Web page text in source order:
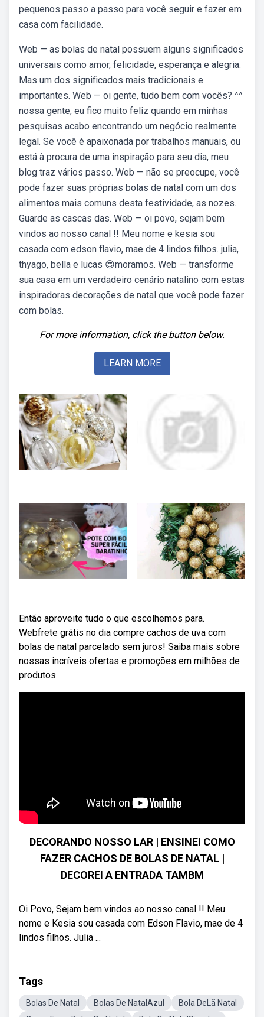
pequenos passo a passo para você seguir e fazer em
casa com facilidade.
Web — as bolas de natal possuem alguns significados
universais como amor, felicidade, esperança e alegria.
Mas um dos significados mais tradicionais e
importantes. Web — oi gente, tudo bem com vocês? ^^
nossa gente, eu fico muito feliz quando em minhas
pesquisas acabo encontrando um negócio realmente
legal. Se você é apaixonada por trabalhos manuais, ou
está à procura de uma inspiração para seu dia, meu
blog traz vários passo. Web — não se preocupe, você
pode fazer suas próprias bolas de natal com um dos
alimentos mais comuns desta festividade, as nozes.
Guarde as cascas das. Web — oi povo, sejam bem
vindos ao nosso canal !! Meu nome e kesia sou
casada com edson flavio, mae de 4 lindos filhos. julia,
thyago, bella e lucas 😍moramos. Web — transforme
sua casa em um verdadeiro cenário natalino com estas
inspiradoras decorações de natal que você pode fazer
com bolas.
For more information, click the button below.
LEARN MORE
Então aproveite tudo o que escolhemos para.
Webfrete grátis no dia compre cachos de uva com
bolas de natal parcelado sem juros! Saiba mais sobre
nossas incríveis ofertas e promoções em milhões de
produtos.
DECORANDO NOSSO LAR | ENSINEI COMO
FAZER CACHOS DE BOLAS DE NATAL |
DECOREI A ENTRADA TAMBM
Oi Povo, Sejam bem vindos ao nosso canal !! Meu
nome e Kesia sou casada com Edson Flavio, mae de 4
lindos filhos. Julia ...
Tags
Bolas De Natal Bolas De NatalAzul
Bola DeLã Natal